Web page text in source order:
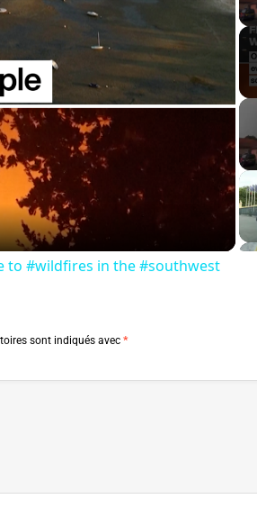
to #wildfires in the #southwest
sont indiqués avec *